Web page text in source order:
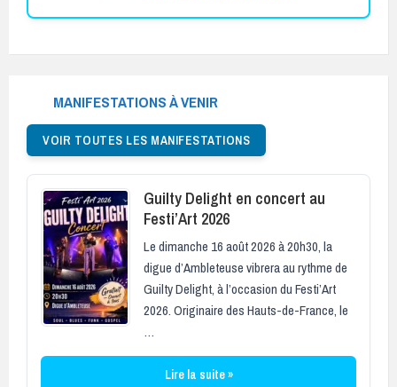
MANIFESTATIONS À VENIR
VOIR TOUTES LES MANIFESTATIONS
Guilty Delight en concert au
Festi’Art 2026
Le dimanche 16 août 2026 à 20h30, la
digue d’Ambleteuse vibrera au rythme de
Guilty Delight, à l’occasion du Festi’Art
2026. Originaire des Hauts-de-France, le
…
Lire la suite »